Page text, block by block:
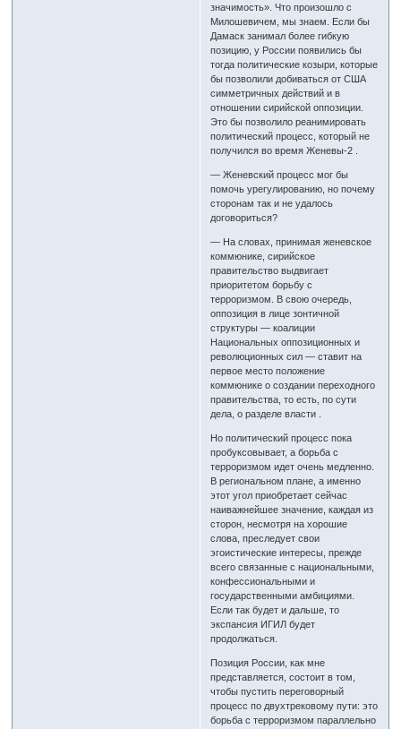
значимость». Что произошло с
Милошевичем, мы знаем. Если бы
Дамаск занимал более гибкую
позицию, у России появились бы
тогда политические козыри, которые
бы позволили добиваться от США
симметричных действий и в
отношении сирийской оппозиции.
Это бы позволило реанимировать
политический процесс, который не
получился во время Женевы-2 .
— Женевский процесс мог бы
помочь урегулированию, но почему
сторонам так и не удалось
договориться?
— На словах, принимая женевское
коммюнике, сирийское
правительство выдвигает
приоритетом борьбу с
терроризмом. В свою очередь,
оппозиция в лице зонтичной
структуры — коалиции
Национальных оппозиционных и
революционных сил — ставит на
первое место положение
коммюнике о создании переходного
правительства, то есть, по сути
дела, о разделе власти .
Но политический процесс пока
пробуксовывает, а борьба с
терроризмом идет очень медленно.
В региональном плане, а именно
этот угол приобретает сейчас
наиважнейшее значение, каждая из
сторон, несмотря на хорошие
слова, преследует свои
эгоистические интересы, прежде
всего связанные с национальными,
конфессиональными и
государственными амбициями.
Если так будет и дальше, то
экспансия ИГИЛ будет
продолжаться.
Позиция России, как мне
представляется, состоит в том,
чтобы пустить переговорный
процесс по двухтрековому пути: это
борьба с терроризмом параллельно